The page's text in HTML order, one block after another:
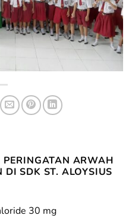
PERINGATAN ARWAH
SDK ST. ALOYSIUS
30 mg